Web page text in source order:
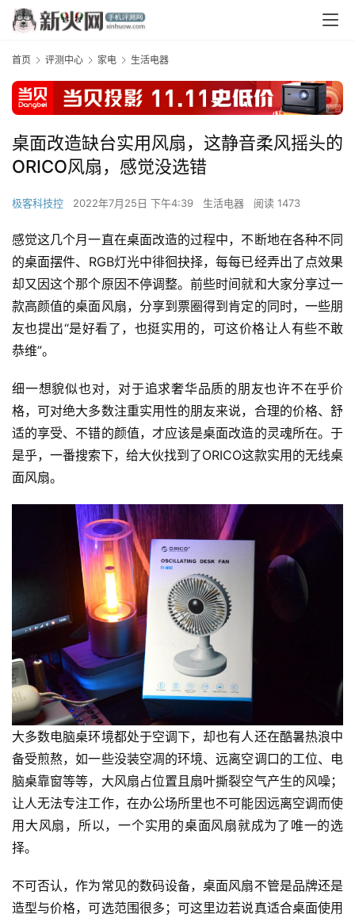
首页 评测中心 家电 生活电器
桌面改造缺台实用风扇，这静音柔风摇头的
ORICO风扇，感觉没选错
极客科技控 2022年7月25日 下午4:39 生活电器 阅读 1473
感觉这几个月一直在桌面改造的过程中，不断地在各种不同
的桌面摆件、RGB灯光中徘徊抉择，每每已经弄出了点效果
却又因这个那个原因不停调整。前些时间就和大家分享过一
款高颜值的桌面风扇，分享到票圈得到肯定的同时，一些朋
友也提出“是好看了，也挺实用的，可这价格让人有些不敢
恭维”。
细一想貌似也对，对于追求奢华品质的朋友也许不在乎价
格，可对绝大多数注重实用性的朋友来说，合理的价格、舒
适的享受、不错的颜值，才应该是桌面改造的灵魂所在。于
是乎，一番搜索下，给大伙找到了ORICO这款实用的无线桌
面风扇。
大多数电脑桌环境都处于空调下，却也有人还在酷暑热浪中
备受煎熬，如一些没装空凋的环境、远离空调口的工位、电
脑桌靠窗等等，大风扇占位置且扇叶撕裂空气产生的风噪；
让人无法专注工作，在办公场所里也不可能因远离空调而使
用大风扇，所以，一个实用的桌面风扇就成为了唯一的选
择。
不可否认，作为常见的数码设备，桌面风扇不管是品牌还是
造型与价格，可选范围很多；可这里边若说真适合桌面使用